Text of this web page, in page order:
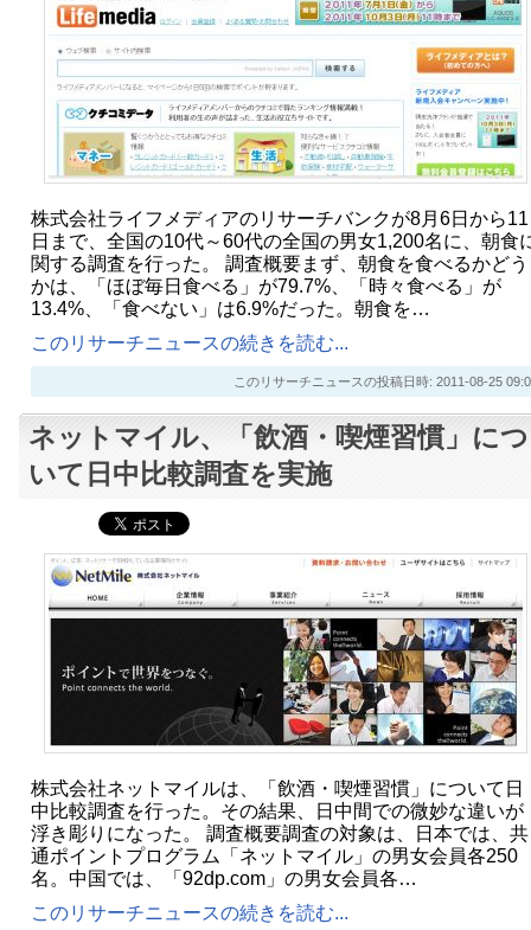
株式会社ライフメディアのリサーチバンクが8月6日から11
日まで、全国の10代～60代の全国の男女1,200名に、朝食
関する調査を行った。 調査概要まず、朝食を食べるかどう
かは、「ほぼ毎日食べる」が79.7%、「時々食べる」が
13.4%、「食べない」は6.9%だった。朝食を…
このリサーチニュースの続きを読む...
このリサーチニュースの投稿日時: 2011-08-25
ネットマイル、「飲酒・喫煙習慣」につ
いて日中比較調査を実施
株式会社ネットマイルは、「飲酒・喫煙習慣」について日
中比較調査を行った。その結果、日中間での微妙な違いが
浮き彫りになった。 調査概要調査の対象は、日本では、共
通ポイントプログラム「ネットマイル」の男女会員各250
名。中国では、「92dp.com」の男女会員各…
このリサーチニュースの続きを読む...